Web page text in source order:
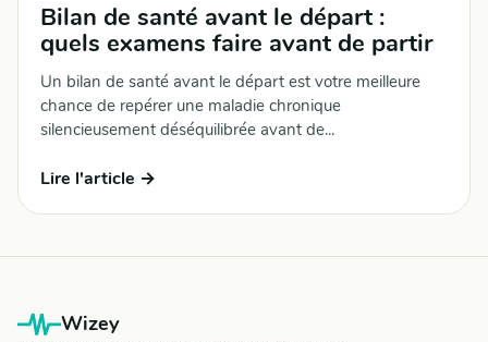
Bilan de santé avant le départ :
quels examens faire avant de partir
Un bilan de santé avant le départ est votre meilleure
chance de repérer une maladie chronique
silencieusement déséquilibrée avant de...
Lire l'article →
Wizey